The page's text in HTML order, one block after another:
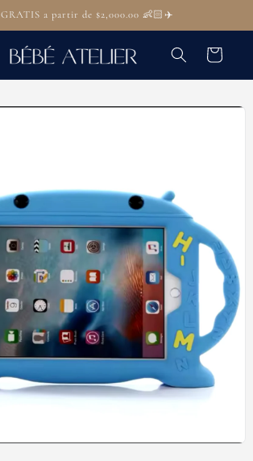
a partir de $2,000.00 👶🏻✈️
Carrito